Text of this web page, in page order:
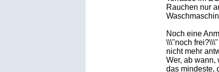
Rauchen nur
Noch eine
\\\"noch
nicht mehr
Wer, ab wann,
das mindeste,